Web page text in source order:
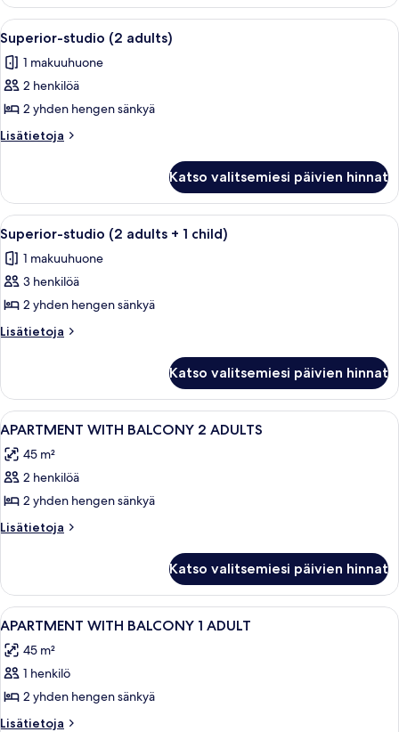
children)
kuvat
adult
+
children)
Avaa
kaikki
huonetyypin
Superior-
studio
(2
Hotellihuone, jossa on sänky,
6
Superior-studio (2 adults)
1 makuuhuone
2 henkilöä
2 yhden hengen sänkyä
Lisätietoja
Lisätietoja
(2
adults)
Katso valitsemiesi päivien hinnat
Avaa
kaikki
huonetyypin
Superior-
studio
(2
1
child)
kuvat
Hotellihuone, jossa on sänky,
6
Superior-studio (2 adults + 1 child)
1 makuuhuone
3 henkilöä
2 yhden hengen sänkyä
Lisätietoja
Lisätietoja
(2
adults
+
child)
Katso valitsemiesi päivien hinnat
Avaa
kaikki
huonetyypin
APARTMENT
WITH
BALCONY
kuvat
4
APARTMENT WITH BALCONY 2 ADULTS
45 m²
2 henkilöä
2 yhden hengen sänkyä
Lisätietoja
Lisätietoja
BALCONY
ADULTS
Katso valitsemiesi päivien hinnat
Avaa
kaikki
huonetyypin
APARTMENT
WITH
BALCONY
5
APARTMENT WITH BALCONY 1 ADULT
45 m²
1 henkilö
2 yhden hengen sänkyä
Lisätietoja
Lisätietoja